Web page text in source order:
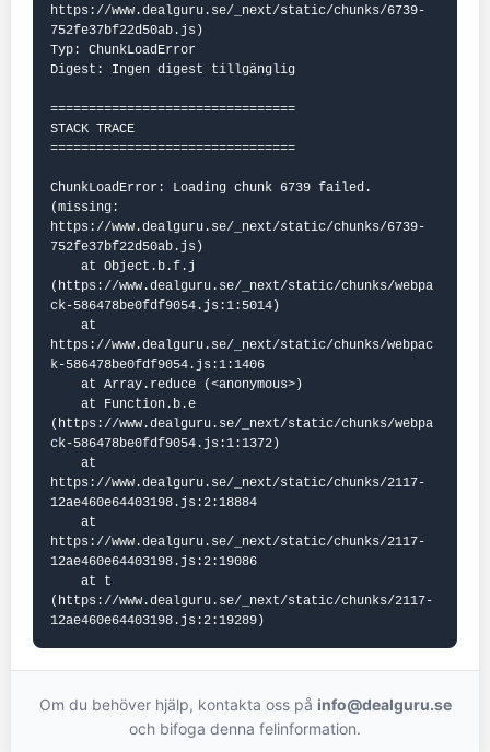
https://www.dealguru.se/_next/static/chunks/6739-
752fe37bf22d50ab.js)
Typ: ChunkLoadError
Digest: Ingen digest tillgänglig
================================
STACK TRACE
================================
ChunkLoadError: Loading chunk 6739 failed.
(missing:
https://www.dealguru.se/_next/static/chunks/6739-
752fe37bf22d50ab.js)
(https://www.dealguru.se/_next/static/chunks/webpa
ck-586478be0fdf9054.js:1:5014)
https://www.dealguru.se/_next/static/chunks/webpac
k-586478be0fdf9054.js:1:1406
(https://www.dealguru.se/_next/static/chunks/webpa
ck-586478be0fdf9054.js:1:1372)
https://www.dealguru.se/_next/static/chunks/2117-
12ae460e64403198.js:2:18884
https://www.dealguru.se/_next/static/chunks/2117-
12ae460e64403198.js:2:19086
(https://www.dealguru.se/_next/static/chunks/2117-
12ae460e64403198.js:2:19289)
Om du behöver hjälp, kontakta oss på info@dealguru.se
och bifoga denna felinformation.